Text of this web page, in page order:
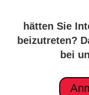
hätten Sie
beizutreten?
bei